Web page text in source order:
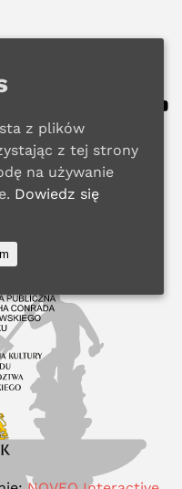
z plików
z tej strony
na używanie
Dowiedz się